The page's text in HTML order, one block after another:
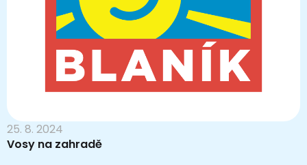
25. 8. 2024
Vosy na zahradě